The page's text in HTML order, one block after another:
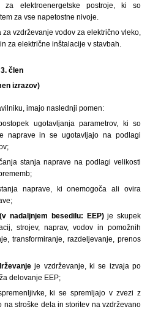
za elektroenergetske postroje, ki so
za vse napetostne nivoje.
vzdrževanje vodov za električno vleko,
za električne inštalacije v stavbah.
3. člen
izrazov)
imajo naslednji pomen:
ugotavljanja parametrov, ki so
naprave in se ugotavljajo na podlagi
stanja naprave na podlagi velikosti
naprave, ki onemogoča ali ovira
nadaljnjem besedilu: EEP)je skupek
strojev, naprav, vodov in pomožnih
transformiranje, razdeljevanje, prenos
je vzdrževanje, ki se izvaja po
delovanje EEP;
ki se spremljajo v zvezi z
na stroške dela in storitev na vzdrževano